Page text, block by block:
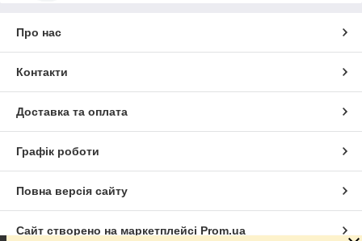
Про нас
Контакти
Доставка та оплата
Графік роботи
Повна версія сайту
Сайт створено на маркетплейсі Prom.ua